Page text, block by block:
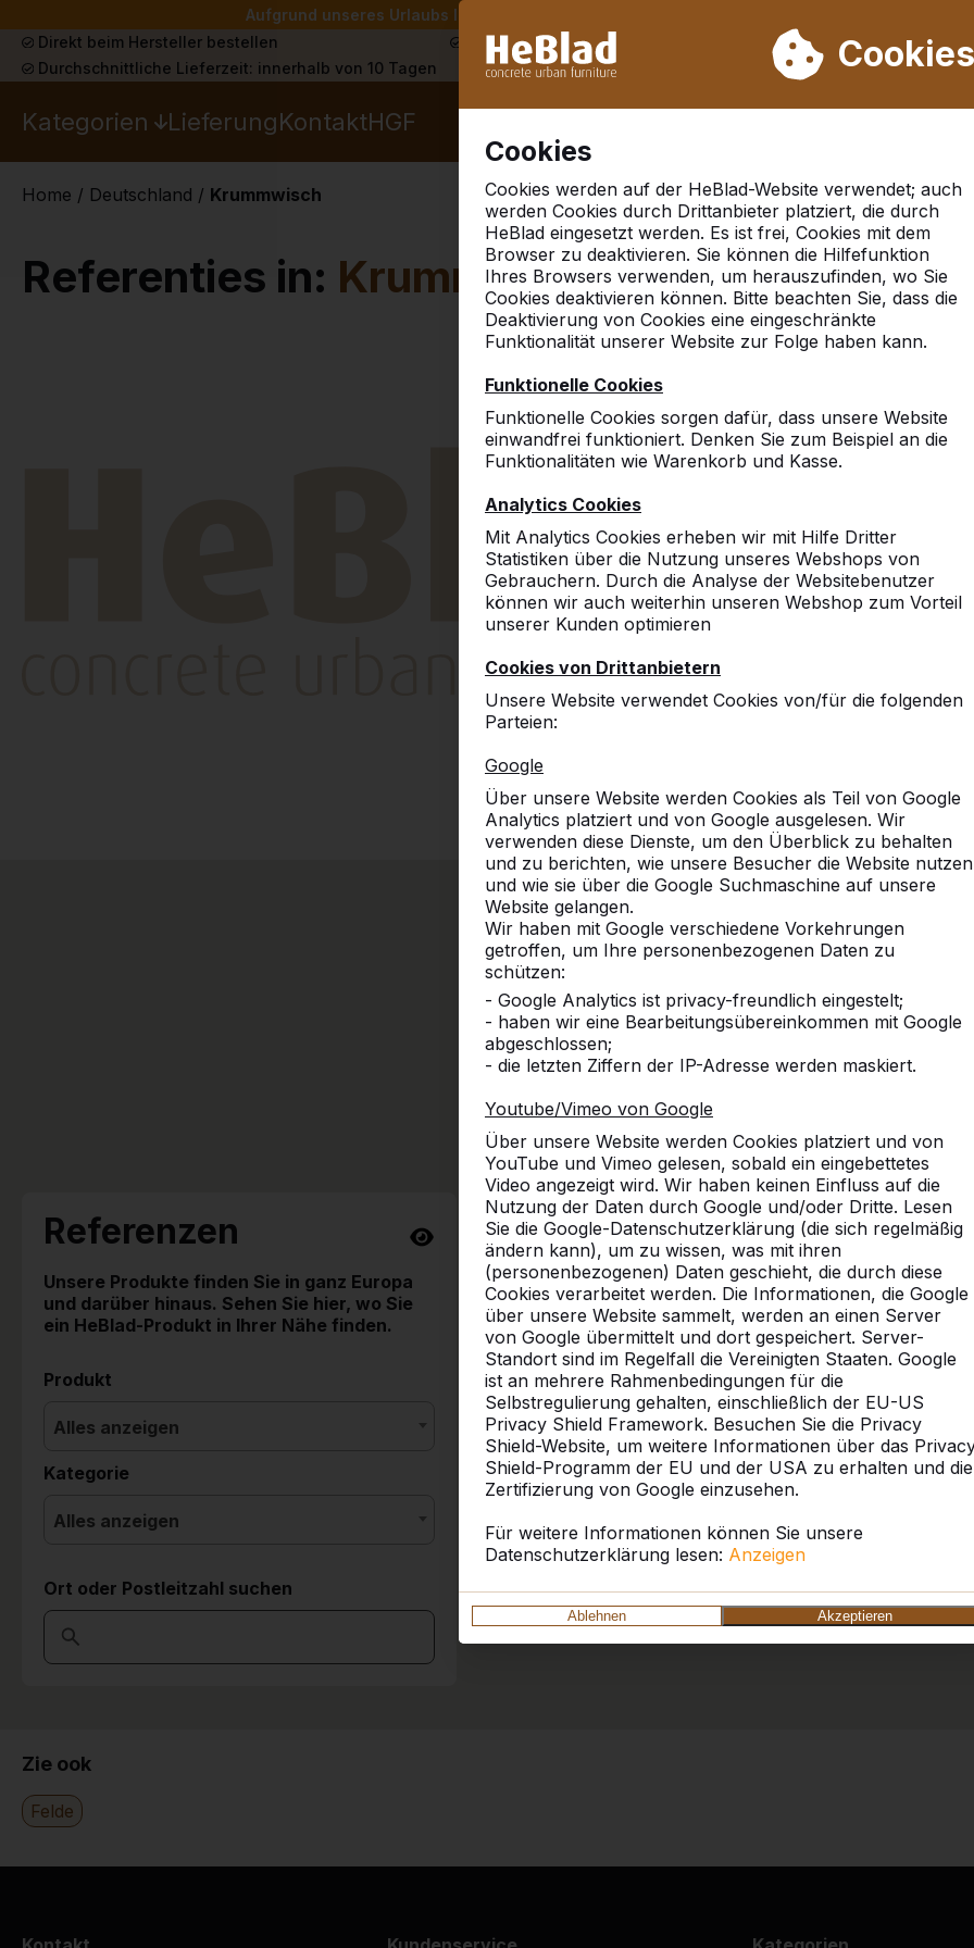
Aufgrund unseres Urlaubs liefern wir von Woche 31 bis Woche 33 nicht. Bitte
Cookies
Cookies
Cookies werden auf der HeBlad-Website verwendet; auch
werden Cookies durch Drittanbieter platziert, die durch
HeBlad eingesetzt werden. Es ist frei, Cookies mit dem
Browser zu deaktivieren. Sie können die Hilfefunktion
Ihres Browsers verwenden, um herauszufinden, wo Sie
Cookies deaktivieren können. Bitte beachten Sie, dass die
Deaktivierung von Cookies eine eingeschränkte
Funktionalität unserer Website zur Folge haben kann.
Funktionelle Cookies
Funktionelle Cookies sorgen dafür, dass unsere Website
einwandfrei funktioniert. Denken Sie zum Beispiel an die
Funktionalitäten wie Warenkorb und Kasse.
Analytics Cookies
Mit Analytics Cookies erheben wir mit Hilfe Dritter
Statistiken über die Nutzung unseres Webshops von
Gebrauchern. Durch die Analyse der Websitebenutzer
können wir auch weiterhin unseren Webshop zum Vorteil
unserer Kunden optimieren
Cookies von Drittanbietern
Unsere Website verwendet Cookies von/für die folgenden
Parteien:
Google
Über unsere Website werden Cookies als Teil von Google
Analytics platziert und von Google ausgelesen. Wir
verwenden diese Dienste, um den Überblick zu behalten
und zu berichten, wie unsere Besucher die Website nutzen
und wie sie über die Google Suchmaschine auf unsere
Website gelangen.
Wir haben mit Google verschiedene Vorkehrungen
getroffen, um Ihre personenbezogenen Daten zu
schützen:
- Google Analytics ist privacy-freundlich eingestelt;
- haben wir eine Bearbeitungsübereinkommen mit Google
abgeschlossen;
- die letzten Ziffern der IP-Adresse werden maskiert.
Youtube/Vimeo von Google
Über unsere Website werden Cookies platziert und von
YouTube und Vimeo gelesen, sobald ein eingebettetes
Video angezeigt wird. Wir haben keinen Einfluss auf die
Nutzung der Daten durch Google und/oder Dritte. Lesen
Sie die Google-Datenschutzerklärung (die sich regelmäßig
ändern kann), um zu wissen, was mit ihren
(personenbezogenen) Daten geschieht, die durch diese
Cookies verarbeitet werden. Die Informationen, die Google
über unsere Website sammelt, werden an einen Server
von Google übermittelt und dort gespeichert. Server-
Standort sind im Regelfall die Vereinigten Staaten. Google
ist an mehrere Rahmenbedingungen für die
Selbstregulierung gehalten, einschließlich der EU-US
Privacy Shield Framework. Besuchen Sie die Privacy
Shield-Website, um weitere Informationen über das
Shield-Programm der EU und der USA zu erhalten und die
Zertifizierung von Google einzusehen.
Für weitere Informationen können Sie unsere
Datenschutzerklärung lesen: Anzeigen
Ablehnen Akzeptieren
Direkt beim Hersteller bestellen
Schon mehr als 30.000 Produkten verkauft
Durchschnittliche Lieferzeit: innerhalb von 10 Tagen
Kategorien LieferungKontaktHGF
Home / Deutschland / Krummwisch
Referenties in: Krummwisch
Gemeinde Krummwisch
Referenzen
Unsere Produkte finden Sie in ganz Europa
und darüber hinaus. Sehen Sie hier, wo Sie
ein HeBlad-Produkt in Ihrer Nähe finden.
Produkt
Alles anzeigen
Kategorie
Alles anzeigen
Ort oder Postleitzahl suchen
Zie ook
Felde